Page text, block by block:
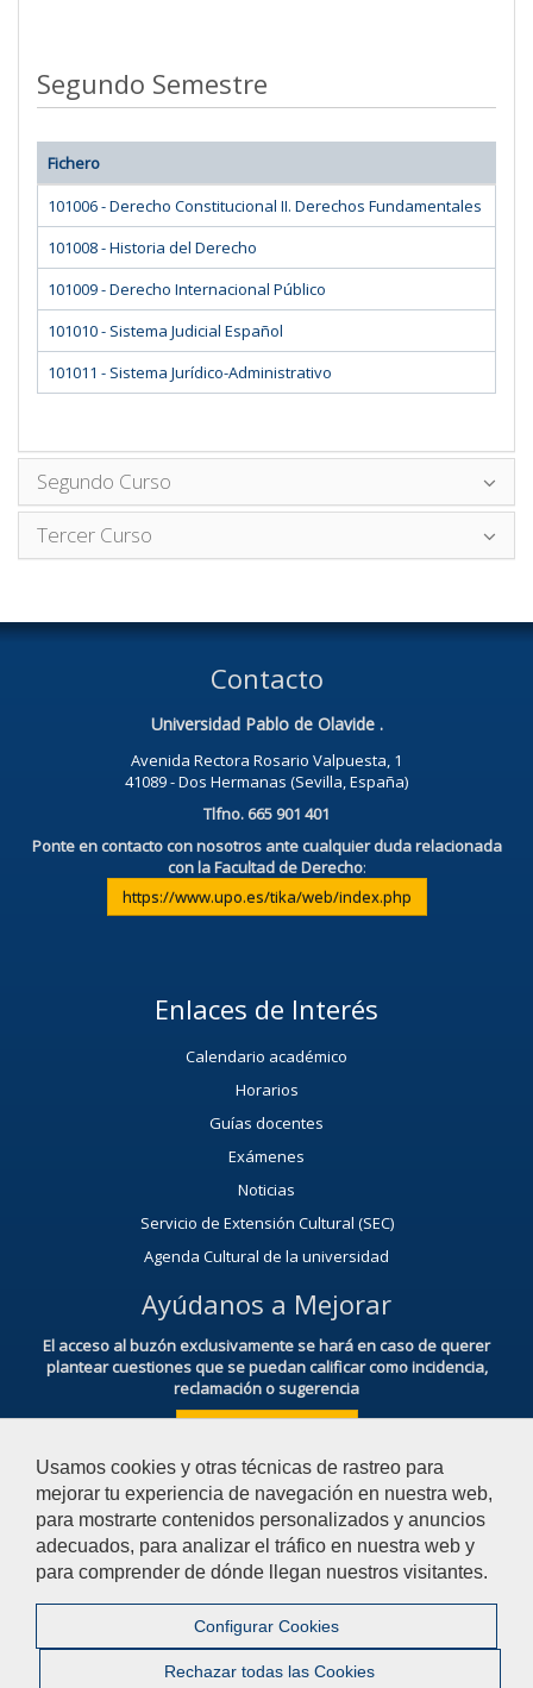
Usamos cookies y otras técnicas de rastreo para
mejorar tu experiencia de navegación en nuestra web,
para mostrarte contenidos personalizados y anuncios
adecuados, para analizar el tráfico en nuestra web y
para comprender de dónde llegan nuestros visitantes.
Configurar Cookies
Rechazar todas las Cookies
Segundo Semestre
Fichero
101006 - Derecho Constitucional II. Derechos Fundamentales
101008 - Historia del Derecho
101009 - Derecho Internacional Público
101010 - Sistema Judicial Español
101011 - Sistema Jurídico-Administrativo
Segundo Curso
Tercer Curso
Contacto
Universidad Pablo de Olavide .
Avenida Rectora Rosario Valpuesta, 1
41089 - Dos Hermanas (Sevilla, España)
Tlfno. 665 901 401
Ponte en contacto con nosotros ante cualquier duda relacionada
con la Facultad de Derecho:
https://www.upo.es/tika/web/index.php
Enlaces de Interés
Calendario académico
Horarios
Guías docentes
Exámenes
Noticias
Servicio de Extensión Cultural (SEC)
Agenda Cultural de la universidad
Ayúdanos a Mejorar
El acceso al buzón exclusivamente se hará en caso de querer
plantear cuestiones que se puedan calificar como incidencia,
reclamación o sugerencia
Aviso Legal | Privacidad